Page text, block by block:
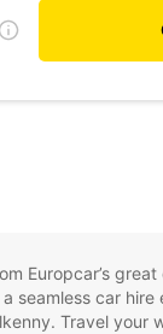
Europcar’s
seamless car
Travel your